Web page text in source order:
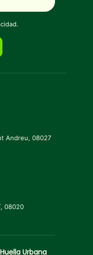
.
Andreu, 08027
08020
Urbana